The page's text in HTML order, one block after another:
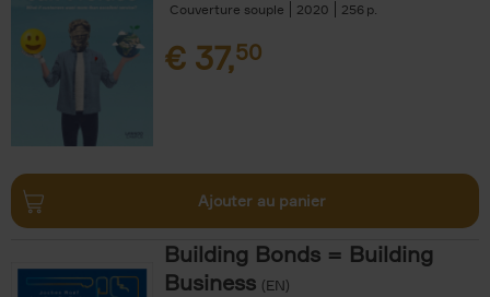
Couverture souple
2020 256
€ 37,50
Ajouter au panier
Building Bonds = Building
Business (EN)